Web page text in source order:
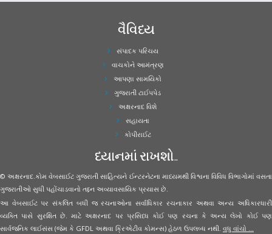
વૈવિધ્ય
સંપાદક પરિચય
વાચકોને આમંત્રણ
આપણા સામયિકો
ગુજરાતી ટાઈપપેડ
અક્ષરનાદ વિશે
સહાયતા
કોપીરાઈટ
ધ્યાનમાં રાખશો..
© અક્ષરનાદ.કોમ વેબસાઈટ ગુજરાતી સાહિત્યને ઈન્ટરનેટના માધ્યમથી વિશ્વના વિવિધ વિભાગોમાં વસતા
ગુજરાતીઓ સુધી પહોંચાડવાનો તદ્દન અવ્યાવસાયિક પ્રયાસ છે.
આ વેબસાઈટ પર સંકલિત બધી જ રચનાઓના સર્વાધિકાર રચનાકાર અથવા અન્ય અધિકારધારી
વ્યક્તિ પાસે સુરક્ષિત છે. માટે અક્ષરનાદ પર પ્રસિધ્ધ કોઈ પણ રચના કે અન્ય લેખો કોઈ પણ
સાર્વજનિક લાઈસંસ (જેમ કે GFDL અથવા ક્રિએટીવ કોમન્સ) હેઠળ ઉપલબ્ધ નથી. વધુ વાંચો ...